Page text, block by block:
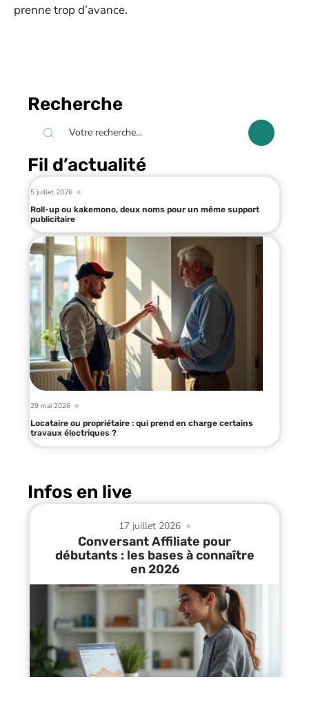
prenne trop d’avance.
Recherche
Fil d’actualité
5 juillet 2026
Roll-up ou kakemono, deux noms pour un même support
publicitaire
29 mai 2026
Locataire ou propriétaire : qui prend en charge certains
travaux électriques ?
Infos en live
17 juillet 2026
Conversant Affiliate pour
débutants : les bases à connaître
en 2026